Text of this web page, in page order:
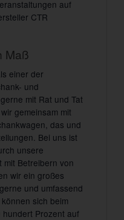
auf
CTR
Maß
einer der
und
mit Rat und Tat
gemeinsam mit
das und
Bei uns ist
unsere
mit Betreibern von
wir ein großes
und umfassend
sich beim
Prozent auf